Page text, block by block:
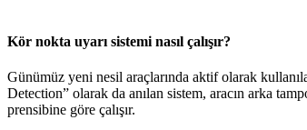
Kör nokta uyarı sistemi nasıl çalışır?
Günümüz yeni nesil araçlarında aktif olarak
Detection” olarak da anılan sistem, aracın arka
prensibine göre çalışır.